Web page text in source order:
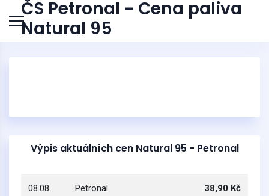
ČS Petronal - Cena paliva
Natural 95
Výpis aktuálních cen Natural 95 - Petronal
08.08.
Petronal
38,90 Kč